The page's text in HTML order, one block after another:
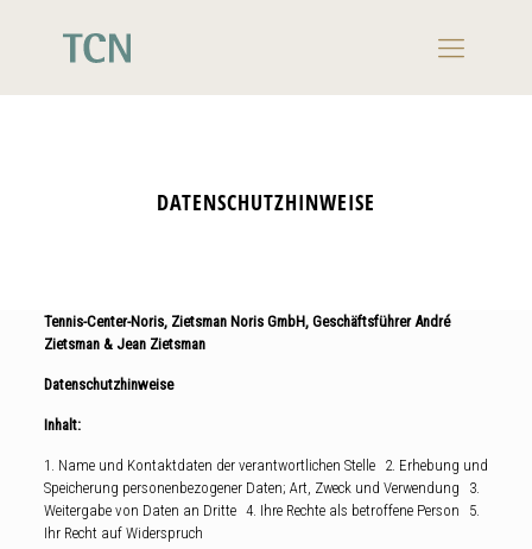
DATENSCHUTZHINWEISE
Tennis-Center-Noris, Zietsman Noris GmbH, Geschäftsführer André
Zietsman & Jean Zietsman
Datenschutzhinweise
Inhalt:
1. Name und Kontaktdaten der verantwortlichen Stelle 2. Erhebung und
Speicherung personenbezogener Daten; Art, Zweck und Verwendung 3.
Weitergabe von Daten an Dritte 4. Ihre Rechte als betroffene Person 5.
Ihr Recht auf Widerspruch